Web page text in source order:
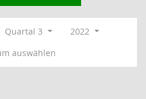
Quartal 3
2022
auswählen